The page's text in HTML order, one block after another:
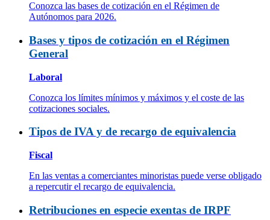
Conozca las bases de cotización en el Régimen de
Autónomos para 2026.
Bases y tipos de cotización en el Régimen
General
Laboral
Conozca los límites mínimos y máximos y el coste de las
cotizaciones sociales.
Tipos de IVA y de recargo de equivalencia
Fiscal
En las ventas a comerciantes minoristas puede verse obligado
a repercutir el recargo de equivalencia.
Retribuciones en especie exentas de IRPF